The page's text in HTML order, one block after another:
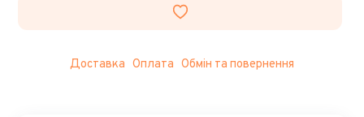
Доставка Оплата Обмін та повернення